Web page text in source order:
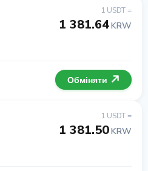
1 USDT =
1 381.64KRW
Обміняти
1 USDT =
1 381.50KRW